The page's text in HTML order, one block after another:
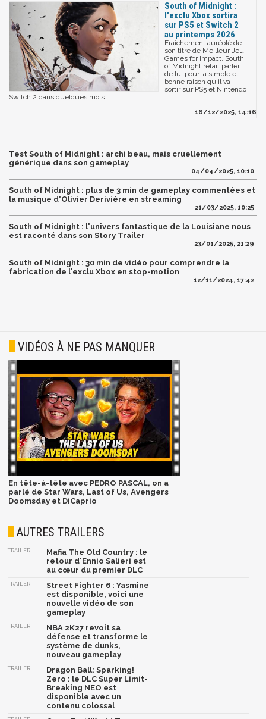
South of Midnight :
l'exclu Xbox sortira
sur PS5 et Switch 2
au printemps 2026
Fraîchement auréolé de
son titre de Meilleur Jeu
Games for Impact, South
of Midnight refait parler
de lui pour la simple et
bonne raison qu'il va
sortir sur PS5 et Nintendo
Switch 2 dans quelques mois.
16/12/2025, 14:16
Test South of Midnight : archi beau, mais cruellement
générique dans son gameplay
04/04/2025, 10:10
South of Midnight : plus de 3 min de gameplay commentées et
la musique d'Olivier Derivière en streaming
21/03/2025, 10:25
South of Midnight : l'univers fantastique de la Louisiane nous
est raconté dans son Story Trailer
23/01/2025, 21:29
South of Midnight : 30 min de vidéo pour comprendre la
fabrication de l'exclu Xbox en stop-motion
12/11/2024, 17:42
VIDÉOS À NE PAS MANQUER
En tête-à-tête avec PEDRO PASCAL, on a
parlé de Star Wars, Last of Us, Avengers
Doomsday et DiCaprio
AUTRES TRAILERS
TRAILER
Mafia The Old Country : le
retour d'Ennio Salieri est
au cœur du premier DLC
TRAILER
Street Fighter 6 : Yasmine
est disponible, voici une
nouvelle vidéo de son
gameplay
TRAILER
NBA 2K27 revoit sa
défense et transforme le
système de dunks,
nouveau gameplay
TRAILER
Dragon Ball: Sparking!
Zero : le DLC Super Limit-
Breaking NEO est
disponible avec un
contenu colossal